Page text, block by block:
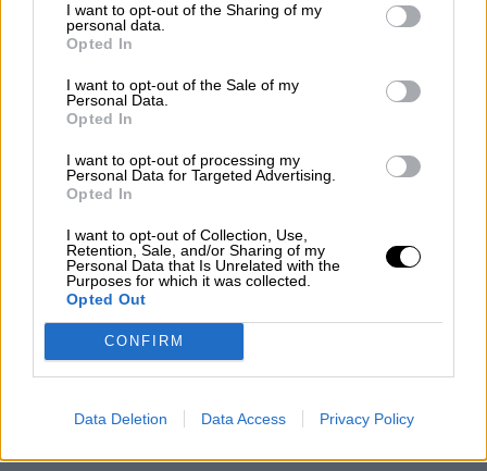
I want to opt-out of the Sharing of my
personal data.
Opted In
I want to opt-out of the Sale of my
Personal Data.
Opted In
I want to opt-out of processing my
Personal Data for Targeted Advertising.
Opted In
I want to opt-out of Collection, Use,
Retention, Sale, and/or Sharing of my
Personal Data that Is Unrelated with the
Purposes for which it was collected.
Opted Out
CONFIRM
Data Deletion Data Access Privacy Policy